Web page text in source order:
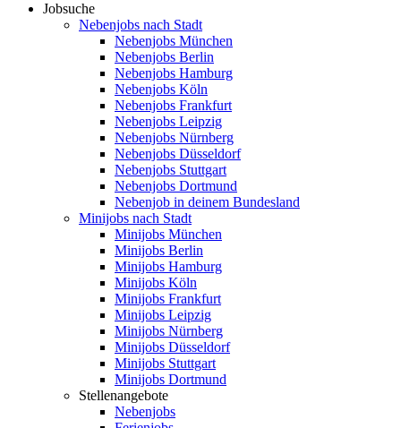
Jobsuche
Nebenjobs nach Stadt
Nebenjobs München
Nebenjobs Berlin
Nebenjobs Hamburg
Nebenjobs Köln
Nebenjobs Frankfurt
Nebenjobs Leipzig
Nebenjobs Nürnberg
Nebenjobs Düsseldorf
Nebenjobs Stuttgart
Nebenjobs Dortmund
Nebenjob in deinem Bundesland
Minijobs nach Stadt
Minijobs München
Minijobs Berlin
Minijobs Hamburg
Minijobs Köln
Minijobs Frankfurt
Minijobs Leipzig
Minijobs Nürnberg
Minijobs Düsseldorf
Minijobs Stuttgart
Minijobs Dortmund
Stellenangebote
Nebenjobs